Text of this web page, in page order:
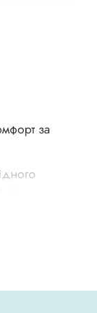
за